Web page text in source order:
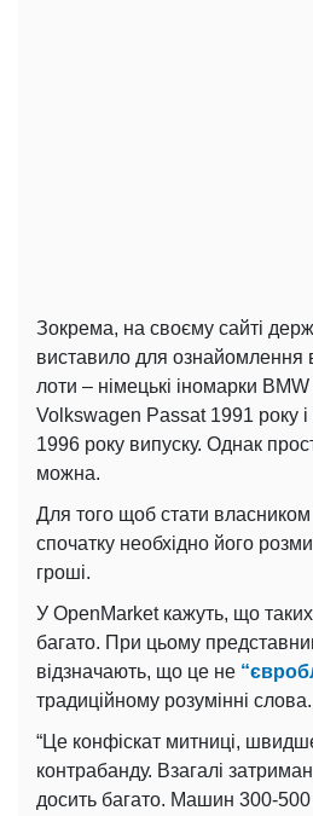
Зокрема, на своєму сайті
виставило для ознайомлення
лоти – німецькі іномарки
Volkswagen Passat 1991 року
1996 року випуску. Однак
можна.
Для того щоб стати власником
спочатку необхідно його
гроші.
У OpenMarket кажуть, що
багато. При цьому
відзначають, що це не
традиційному розумінні слова.
“Це конфіскат митниці,
контрабанду. Взагалі
досить багато. Машин 300-500